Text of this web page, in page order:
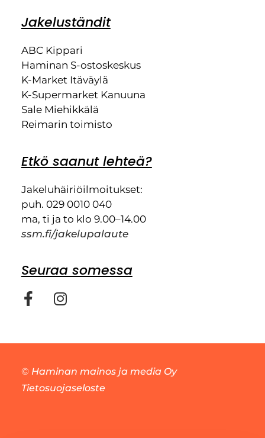
Jakeluständit
ABC Kippari
Haminan S-ostoskeskus
K-Market Itäväylä
K-Supermarket Kanuuna
Sale Miehikkälä
Reimarin toimisto
Etkö saanut lehteä?
Jakeluhäiriöilmoitukset:
puh. 029 0010 040
ma, ti ja to klo 9.00–14.00
ssm.fi/jakelupalaute
Seuraa somessa
© Haminan mainos ja media Oy
Tietosuojaseloste